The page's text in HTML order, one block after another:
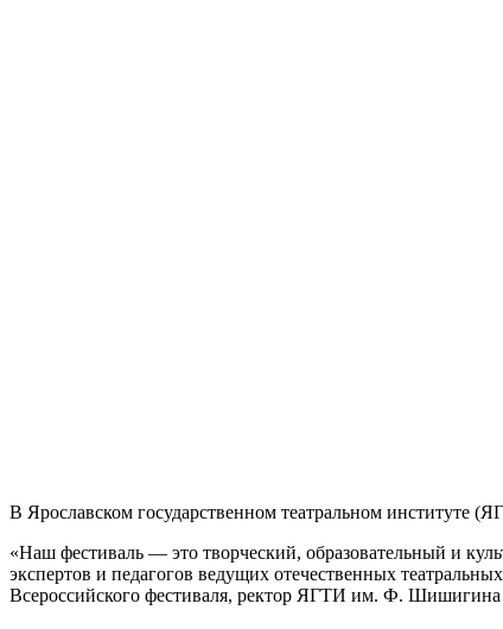
В Ярославском государственном театральном
«Наш фестиваль — это творческий, образовательный и
экспертов и педагогов ведущих отечественных
Всероссийского фестиваля, ректор ЯГТИ им. Ф. Шишигина